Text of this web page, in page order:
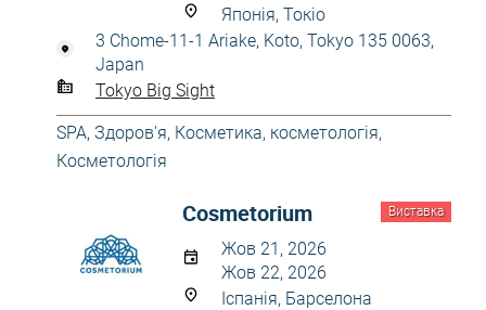
Японія, Токіо
3 Chome-11-1 Ariake, Koto, Tokyo 135 0063,
Japan
Tokyo Big Sight
SPA, Здоров'я, Косметика, косметологія,
Косметологія
Виставка
Cosmetorium
Жов 21, 2026
Жов 22, 2026
Іспанія, Барселона